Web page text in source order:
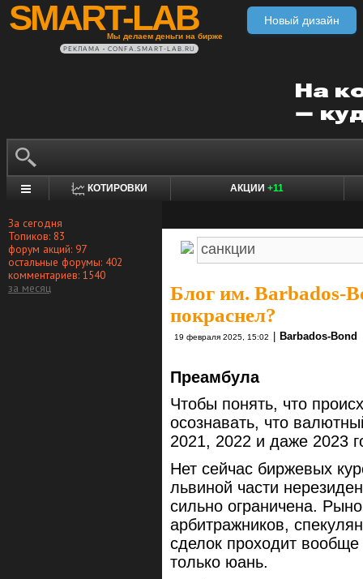
SMART-LAB
Мы делаем деньги на бирже
Новый дизайн
РЕКЛАМА • CONFA.SMART-LAB.RU
КОТИРОВКИ АКЦИИ +11
За сегодня
Топиков: 83
форум акций: 97
остальные форумы: 402
комментариев: 1540
за месяц
Блог им. Barbados-
покраснел?
19 февраля 2025, 15:02 Barbados-Bond
Преамбула
Чтобы понять, что
осознавать, что
2021, 2022 и даже 2023
Нет сейчас биржевых
львиной части
сильно ограничена.
арбитражников,
сделок проходит
только юань.